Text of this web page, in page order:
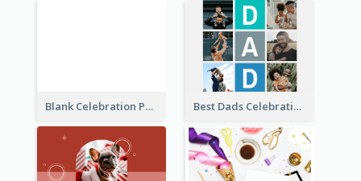
Blank Celebration Photo Book Best Dads Celebration Photo Book